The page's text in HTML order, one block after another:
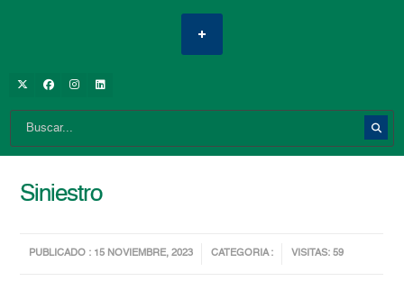
Siniestro
PUBLICADO : 15 NOVIEMBRE, 2023 CATEGORIA : VISITAS: 59